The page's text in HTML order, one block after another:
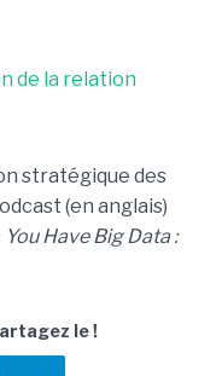
de la relation
stratégique des
(en anglais)
You Have Big Data :
le !